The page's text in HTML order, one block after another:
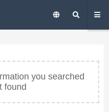
you searched
found